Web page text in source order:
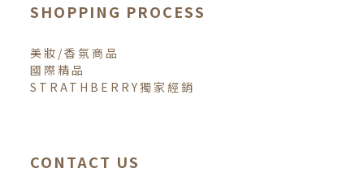
SHOPPING PROCESS
美妝/香氛商品
國際精品
STRATHBERRY獨家經銷
CONTACT US